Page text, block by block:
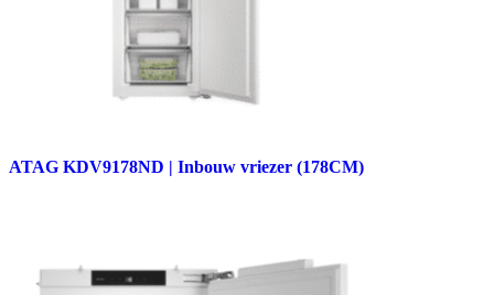
ATAG KDV9178ND | Inbouw vriezer (178CM)